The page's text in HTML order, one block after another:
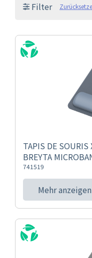
Filter
TAPIS DE SOURIS
BREYTA
741519
Mehr anzeigen